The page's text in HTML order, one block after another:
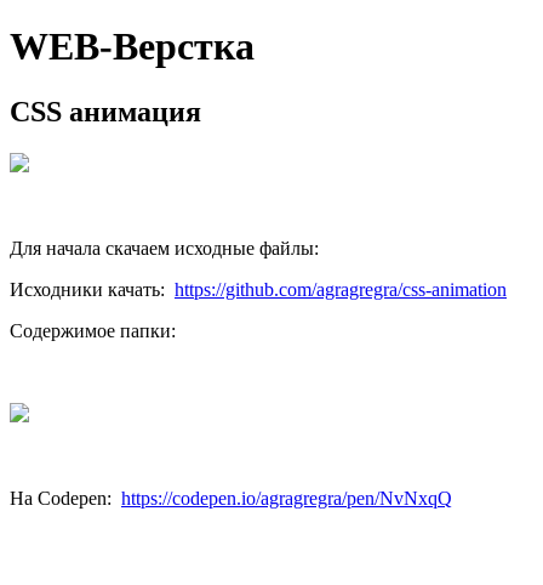
WEB-Верстка
CSS анимация
Для начала скачаем исходные файлы:
Исходники качать: https://github.com/agragregra/css-animation
Содержимое папки:
На Codepen: https://codepen.io/agragregra/pen/NvNxqQ